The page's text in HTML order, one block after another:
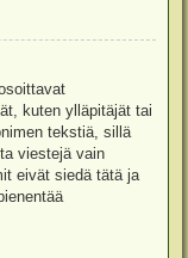
kuten ylläpitäjät tai
tekstiä, sillä
viestejä vain
eivät siedä tätä ja